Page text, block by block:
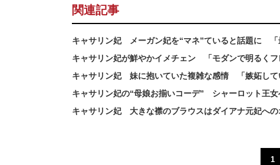
関連記事
キャサリン妃 メーガン妃を“マネ”ていると話題に 「
キャサリン妃が鮮やかイメチェン 「モダンで明るく
キャサリン妃 妹に抱いていた複雑な感情 「嫉妬して
キャサリン妃の“母娘お揃いコーデ” シャーロット王女
キャサリン妃 大きな襟のブラウスはダイアナ元妃へ
1